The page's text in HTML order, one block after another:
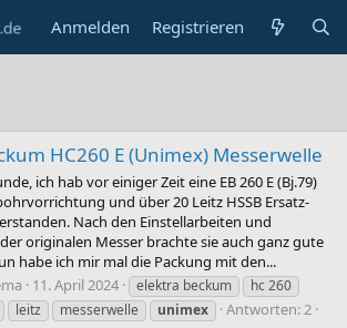
Anmelden Registrieren
HC260 E (Unimex) Messerwelle
ich hab vor einiger Zeit eine EB 260 E (Bj.79)
und über 20 Leitz HSSB Ersatz-
Nach den Einstellarbeiten und
originalen Messer brachte sie auch ganz gute
habe ich mir mal die Packung mit den...
11. April 2024 elektra beckum
hc 260
leitz messerwelle unimex
Antworten: 2